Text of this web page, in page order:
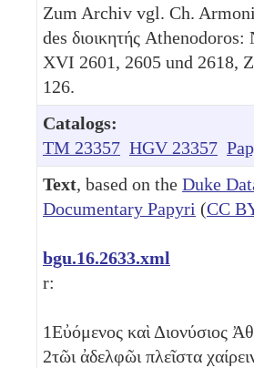
Zum Archiv vgl. Ch.
des διοικητής
XVI 2601, 2605 und 2618,
126.
Catalogs:
TM 23357 HGV 23357
Text, based on the Duke
Documentary Papyri (CC
bgu.16.2633.xml
r:
1Εὐόμενος καὶ
2τῶι ἀδελφῶι πλεῖστα